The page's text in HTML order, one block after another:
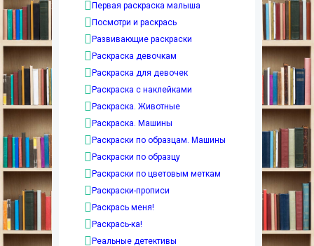
Первая раскраска малыша
Посмотри и раскрась
Развивающие раскраски
Раскраска девочкам
Раскраска для девочек
Раскраска с наклейками
Раскраска. Животные
Раскраска. Машины
Раскраски по образцам. Машины
Раскраски по образцу
Раскраски по цветовым меткам
Раскраски-прописи
Раскрась меня!
Раскрась-ка!
Реальные детективы